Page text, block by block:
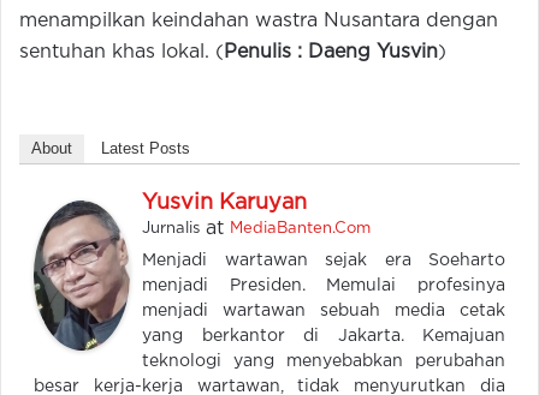
menampilkan keindahan wastra Nusantara dengan
sentuhan khas lokal. ( Penulis : Daeng Yusvin)
About Latest Posts
Yusvin Karuyan
Jurnalis at MediaBanten.Com
Menjadi wartawan sejak era Soeharto
menjadi Presiden. Memulai profesinya
menjadi wartawan sebuah media cetak
yang berkantor di Jakarta. Kemajuan
teknologi yang menyebabkan perubahan
besar kerja-kerja wartawan, tidak menyurutkan dia